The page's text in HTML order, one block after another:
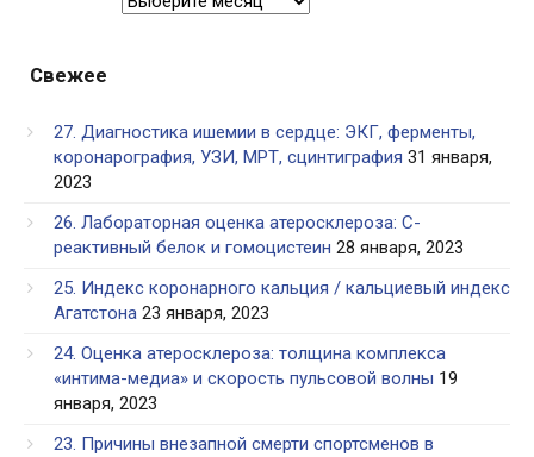
Свежее
27. Диагностика ишемии в сердце: ЭКГ, ферменты,
коронарография, УЗИ, МРТ, сцинтиграфия 31 января,
2023
26. Лабораторная оценка атеросклероза: С-
реактивный белок и гомоцистеин 28 января, 2023
25. Индекс коронарного кальция / кальциевый индекс
Агатстона 23 января, 2023
24. Оценка атеросклероза: толщина комплекса
«интима-медиа» и скорость пульсовой волны 19
января, 2023
23. Причины внезапной смерти спортсменов в